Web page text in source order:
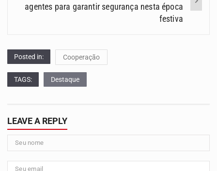
agentes para garantir segurança nesta época
festiva
Posted in: Cooperação
TAGS: Destaque
LEAVE A REPLY